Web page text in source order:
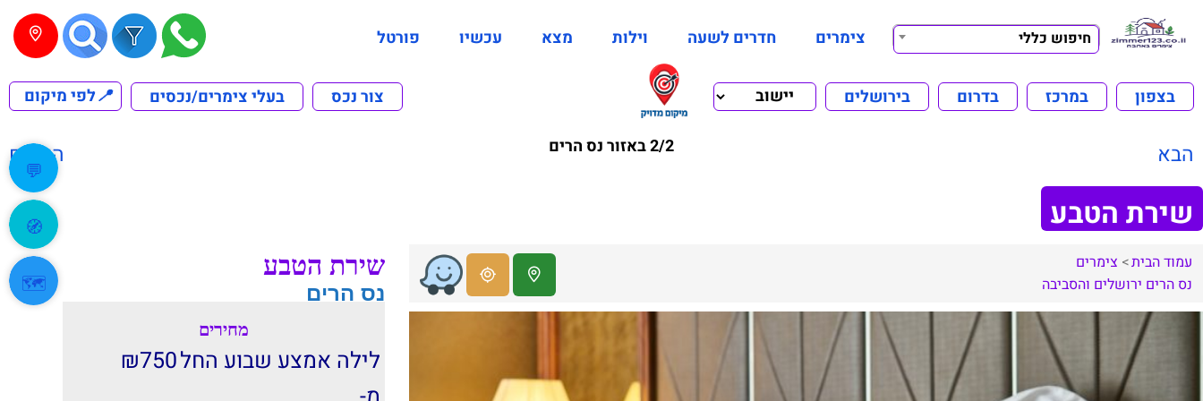
חיפוש כללי צימרים חדרים לשעה וילות מצא עכשיו פורטל
בצפון במרכז בדרום בירושלים צור נכס בעלי צימרים/נכסים 📍לפי מיקום
הבא 2/2 באזור נס הרים הקודם
שירת הטבע
עמוד הבית
צימרים
נס הרים ירושלים והסביבה
שירת הטבע
נס הרים
מחירים
לילה אמצע שבוע החל750
₪
💬
🧭
🗺️